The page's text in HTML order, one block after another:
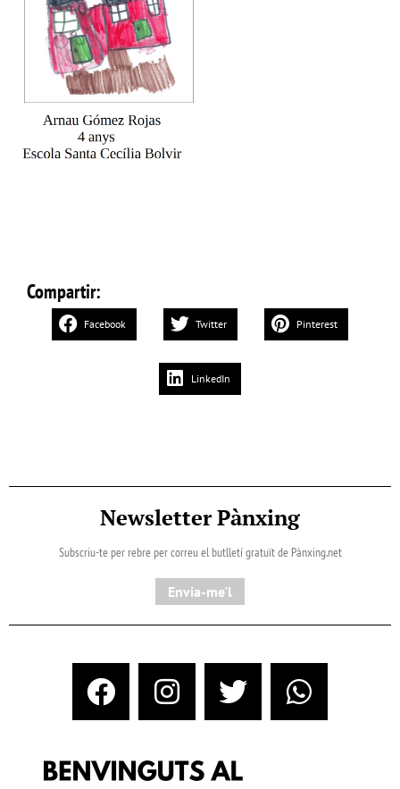
Compartir:
Facebook Twitter Pinterest
LinkedIn
Newsletter Pànxing
Subscriu-te per rebre per correu el butlletí gratuït de Pànxing.net​
Envia-me'l